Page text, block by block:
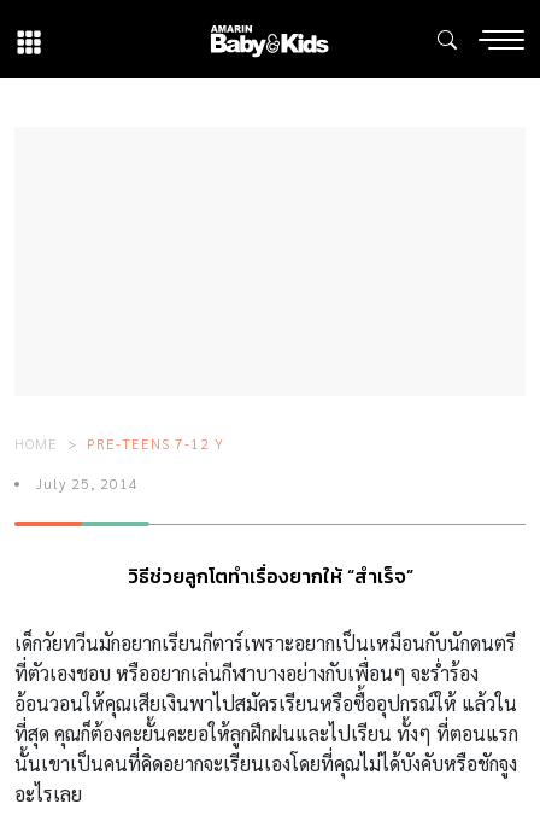
HOME PRE-TEENS 7-12 Y
July 25, 2014
วิธีช่วยลูกโตทำเรื่องยากให้ “สำเร็จ”
เด็กวัยทวีนมักอยากเรียนกีตาร์เพราะอยากเป็นเหมือนกับนักดนตรี
ที่ตัวเองชอบ หรืออยากเล่นกีฬาบางอย่างกับเพื่อนๆ จะร่ำร้อง
อ้อนวอนให้คุณเสียเงินพาไปสมัครเรียนหรือซื้ออุปกรณ์ให้ แล้วใน
ที่สุด คุณก็ต้องคะยั้นคะยอให้ลูกฝึกฝนและไปเรียน ทั้งๆ ที่ตอนแรก
นั้นเขาเป็นคนที่คิดอยากจะเรียนเองโดยที่คุณไม่ได้บังคับหรือชักจูง
อะไรเลย